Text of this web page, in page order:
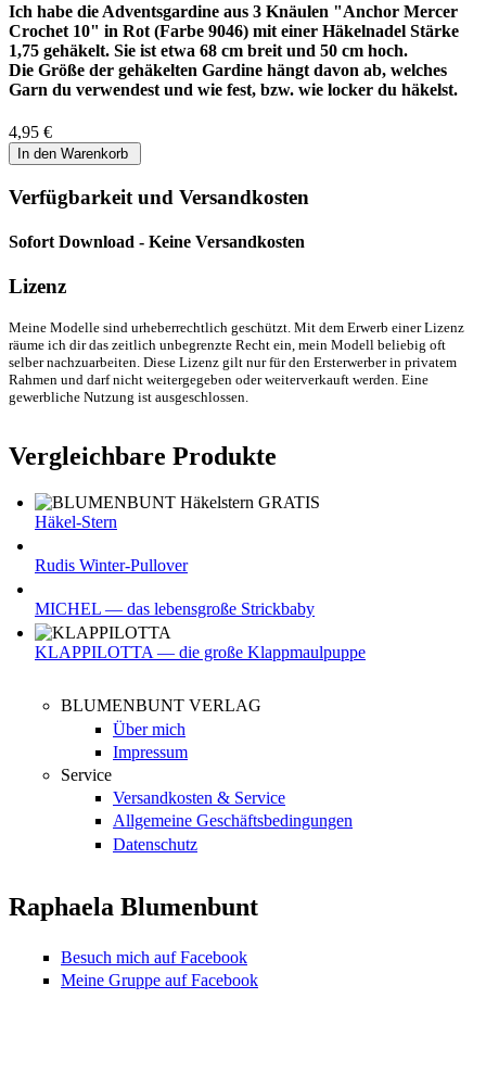
Ich habe die Adventsgardine aus 3 Knäulen "Anchor Mercer
Crochet 10" in Rot (Farbe 9046) mit einer Häkelnadel Stärke
1,75 gehäkelt. Sie ist etwa 68 cm breit und 50 cm hoch.
Die Größe der gehäkelten Gardine hängt davon ab, welches
Garn du verwendest und wie fest, bzw. wie locker du häkelst.
4,95 €
Verfügbarkeit und Versandkosten
Sofort Download - Keine Versandkosten
Lizenz
Meine Modelle sind urheberrechtlich geschützt. Mit dem Erwerb einer Lizenz
räume ich dir das zeitlich unbegrenzte Recht ein, mein Modell beliebig oft
selber nachzuarbeiten. Diese Lizenz gilt nur für den Ersterwerber in privatem
Rahmen und darf nicht weitergegeben oder weiterverkauft werden. Eine
gewerbliche Nutzung ist ausgeschlossen.
Vergleichbare Produkte
Häkel-Stern
Rudis Winter-Pullover
MICHEL — das lebensgroße Strickbaby
KLAPPILOTTA — die große Klappmaulpuppe
BLUMENBUNT VERLAG
Über mich
Impressum
Service
Versandkosten & Service
Allgemeine Geschäftsbedingungen
Datenschutz
Raphaela Blumenbunt
Besuch mich auf Facebook
Meine Gruppe auf Facebook